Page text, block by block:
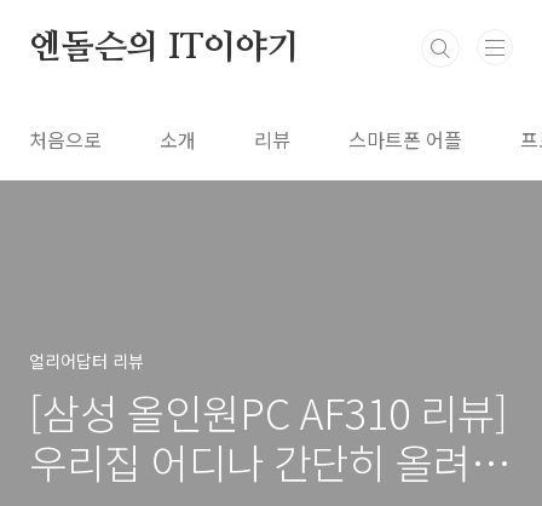
엔돌슨의 IT이야기
처음으로 소개 리뷰 스마트폰 어플
얼리어답터 리뷰
[삼성 올인원PC AF310 리뷰]
우리집 어디나 간단히 올려